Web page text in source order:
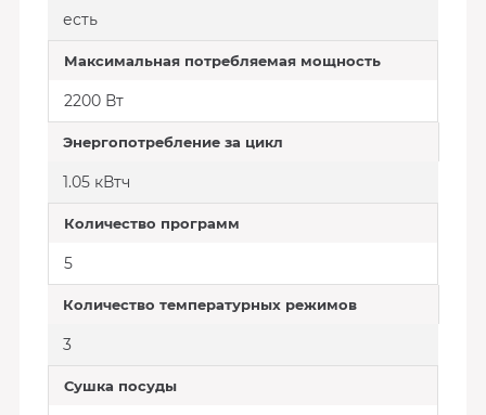
есть
Максимальная потребляемая мощность
2200 Вт
Энергопотребление за цикл
1.05 кВтч
Количество программ
5
Количество температурных режимов
3
Сушка посуды